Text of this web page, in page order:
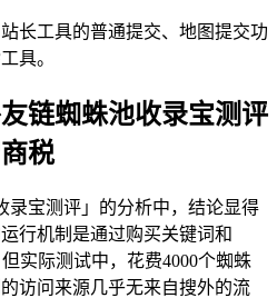
长工具的普通提交、地图提交功
具。
链蜘蛛池收录宝测评
税
录宝测评」的分析中，结论显得
行机制是通过购买关键词和
实际测试中，花费4000个蜘蛛
访问来源几乎无来自搜外的流